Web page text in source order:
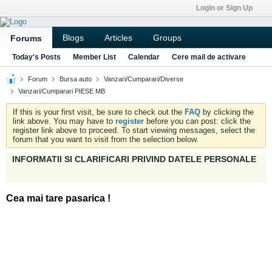
Login or Sign Up
Forums Blogs Articles Groups
Today's Posts Member List Calendar Cere mail de activare
Forum Bursa auto
Vanzari/Cumparari/Diverse
Vanzari/Cumparari PIESE MB
If this is your first visit, be sure to check out the FAQ by clicking the
link above. You may have to register before you can post: click the
register link above to proceed. To start viewing messages, select the
forum that you want to visit from the selection below.
INFORMATII SI CLARIFICARI PRIVIND DATELE PERSONALE
Cea mai tare pasarica !